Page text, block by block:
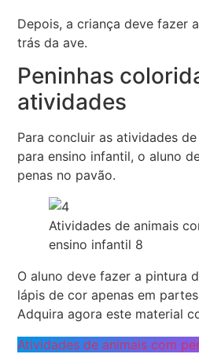
Depois, a criança deve fazer
trás da ave.
Peninhas
atividades
Para concluir as atividades
para ensino infantil, o aluno
penas no pavão.
Atividades de animais
ensino infantil 8
O aluno deve fazer a pintura
lápis de cor apenas em
Adquira agora este material
Atividades de animais com